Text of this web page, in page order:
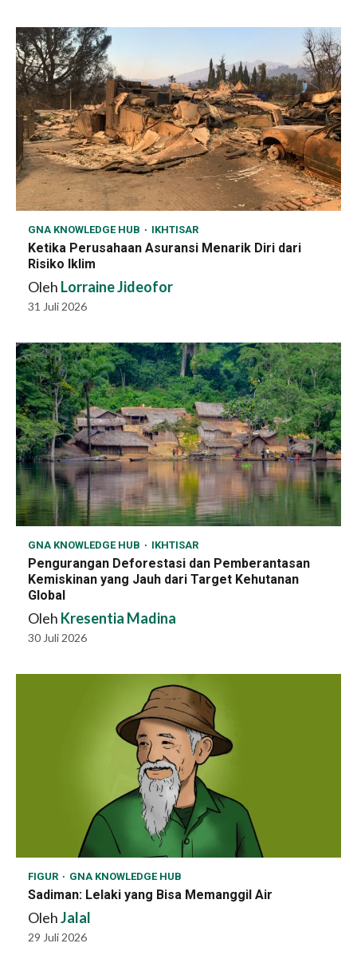
GNA KNOWLEDGE HUB IKHTISAR
Ketika Perusahaan Asuransi Menarik Diri dari
Risiko Iklim
Oleh Lorraine Jideofor
31 Juli 2026
GNA KNOWLEDGE HUB IKHTISAR
Pengurangan Deforestasi dan Pemberantasan
Kemiskinan yang Jauh dari Target Kehutanan
Global
Oleh Kresentia Madina
30 Juli 2026
FIGUR GNA KNOWLEDGE HUB
Sadiman: Lelaki yang Bisa Memanggil Air
OlehJalal
29 Juli 2026